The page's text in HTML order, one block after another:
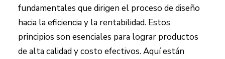
fundamentales que dirigen el proceso de diseño
hacia la eficiencia y la rentabilidad. Estos
principios son esenciales para lograr productos
de alta calidad y costo efectivos. Aquí están